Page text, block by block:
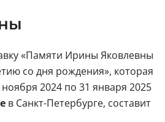
«Памяти Ирины Яковлевны
со дня рождения», которая
2024 по 31 января 2025
в Санкт-Петербурге, составит